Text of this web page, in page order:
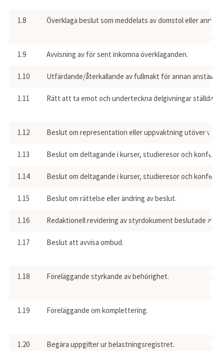
1.8 Överklaga beslut som meddelats av domstol eller annan
1.9 Avvisning av för sent inkomna överklaganden.
1.10 Utfärdande/återkallande av fullmakt för annan anställd
1.11 Rätt att ta emot och underteckna delgivningar ställda till
1.12 Beslut om representation eller uppvaktning utöver vad
1.13 Beslut om deltagande i kurser, studieresor och
1.14 Beslut om deltagande i kurser, studieresor och
1.15 Beslut om rättelse eller ändring av beslut.
1.16 Redaktionell revidering av styrdokument beslutade av
1.17 Beslut att avvisa ombud.
1.18 Föreläggande styrkande av behörighet.
1.19 Föreläggande om komplettering.
1.20 Begära uppgifter ur belastningsregistret.